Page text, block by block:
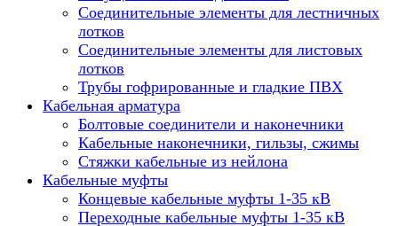
Соединительные элементы для лестничных
лотков
Соединительные элементы для листовых
лотков
Трубы гофрированные и гладкие ПВХ
Кабельная арматура
Болтовые соединители и наконечники
Кабельные наконечники, гильзы, сжимы
Стяжки кабельные из нейлона
Кабельные муфты
Концевые кабельные муфты 1-35 кВ
Переходные кабельные муфты 1-35 кВ